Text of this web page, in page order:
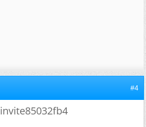
#4
invite85032fb4